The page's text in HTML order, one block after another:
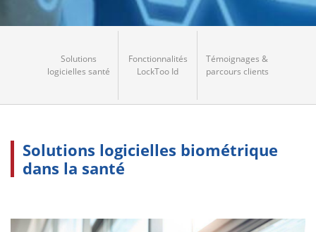
Solutions
logicielles santé
Fonctionnalités
LockToo Id
Témoignages &
parcours clients
Solutions logicielles biométrique
dans la santé